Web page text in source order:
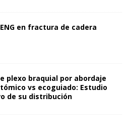
en fractura de cadera
plexo braquial por abordaje
vs ecoguiado: Estudio
de su distribución